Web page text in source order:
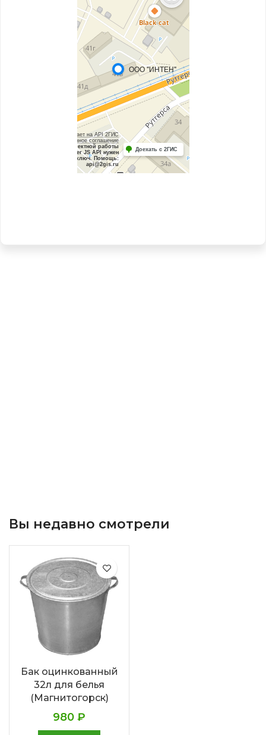
Вы недавно смотрели
Бак оцинкованный
32л для белья
(Магнитогорск)
980 ₽